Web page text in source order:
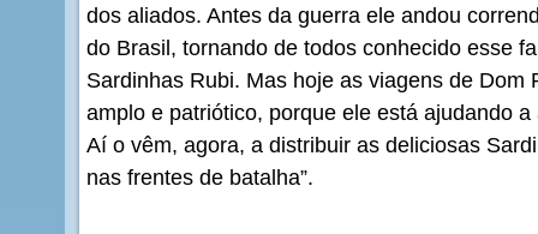
dos aliados. Antes da guerra ele andou
do Brasil, tornando de todos conhecido esse
Sardinhas Rubi. Mas hoje as viagens de Dom
amplo e patriótico, porque ele está ajudando
Aí o vêm, agora, a distribuir as deliciosas
nas frentes de batalha”.